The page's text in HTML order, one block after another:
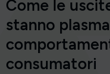
Come le
stanno
consumatori